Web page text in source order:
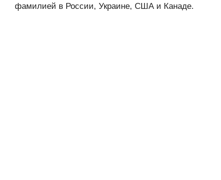
фамилией в России, Украине, США и Канаде.